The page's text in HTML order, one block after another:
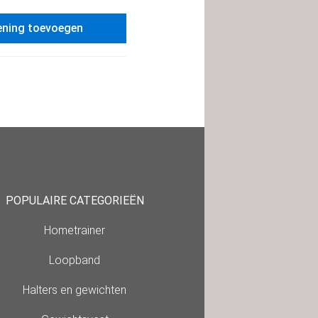
toevoegen
POPULAIRE CATEGORIEËN
Hometrainer
Loopband
Halters en gewichten